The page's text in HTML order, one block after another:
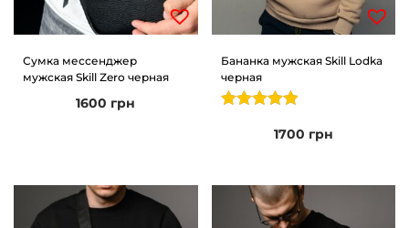
Сумка мессенджер
мужская Skill Zero черная
1600 грн
Бананка мужская Skill Lodka
черная
1700 грн